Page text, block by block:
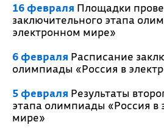
16 февраля Площадки
заключительного этапа
электронном мире»
6 февраля Расписание
олимпиады «Россия в
5 февраля Результаты
этапа олимпиады «Россия в
мире»